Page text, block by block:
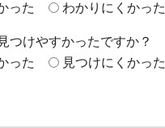
った
わかりにくかった
つけやすかったですか？
った
見つけにくかった